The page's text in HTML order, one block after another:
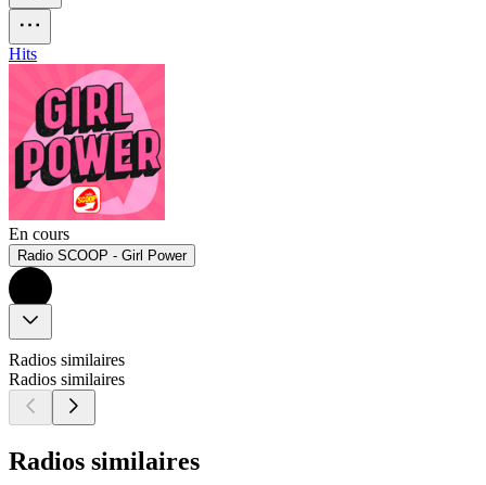
Hits
En cours
Radio SCOOP - Girl Power
Radios similaires
Radios similaires
Radios similaires